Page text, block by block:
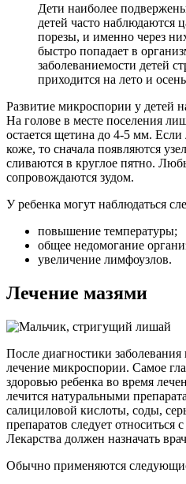
Дети наиболее
детей часто наблюдаются
порезы, и именно через
быстро попадает в
заболеваниемости детей
приходится на лето и
Развитие микроспории у детей
На голове в месте поселения
остается щетина до 4-5 мм.
коже, то сначала появляются
сливаются в круглое пятно.
сопровождаются зудом.
У ребенка могут наблюдаться
повышение температуры;
общее недомогание
увеличение лимфоузлов.
Лечение мазями
После диагностики
лечение микроспории. Самое
здоровью ребенка во время
лечится натуральными
салициловой кислоты, соды,
препаратов следует относиться
Лекарства должен назначать
Обычно применяются